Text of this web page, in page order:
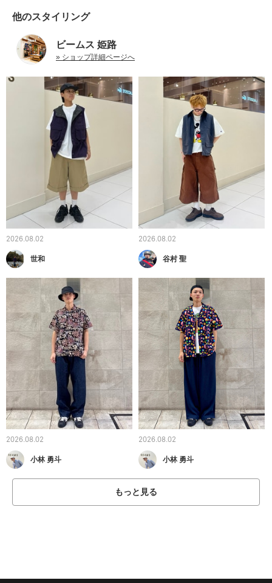
他のスタイリング
ビームス 姫路
» ショップ詳細ページへ
2026.08.02
世和
2026.08.02
谷村 聖
2026.08.02
小林 勇斗
2026.08.02
小林 勇斗
もっと見る